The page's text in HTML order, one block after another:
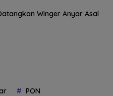
Winger Anyar Asal
PON